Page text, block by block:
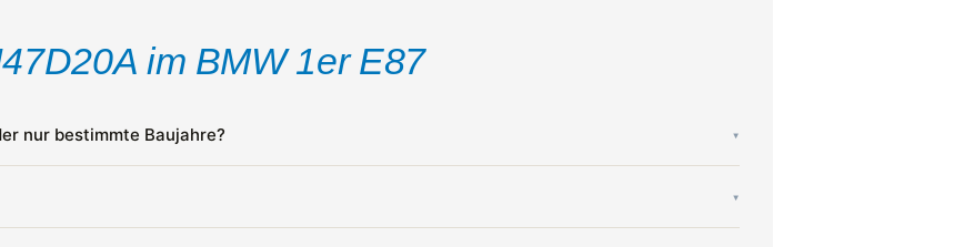
im BMW 1er E87
nur bestimmte Baujahre? ▾
▾